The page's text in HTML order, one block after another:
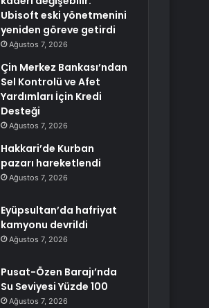
Ubisoft eski yönetmenini
yeniden göreve getirdi
Ağustos 7, 2026
Çin Merkez Bankası’ndan
Sel Kontrolü ve Afet
Yardımları İçin Kredi
Desteği
Ağustos 7, 2026
Hakkari’de Kurban
pazarı hareketlendi
Ağustos 7, 2026
Eyüpsultan’da hafriyat
kamyonu devrildi
Ağustos 7, 2026
Pusat-Özen Barajı’nda
Su Seviyesi Yüzde 100
Ağustos 7, 2026